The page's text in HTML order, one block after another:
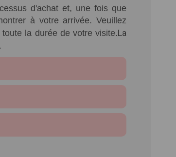
d'achat et, une fois que
à votre arrivée. Veuillez
la durée de votre visite.La